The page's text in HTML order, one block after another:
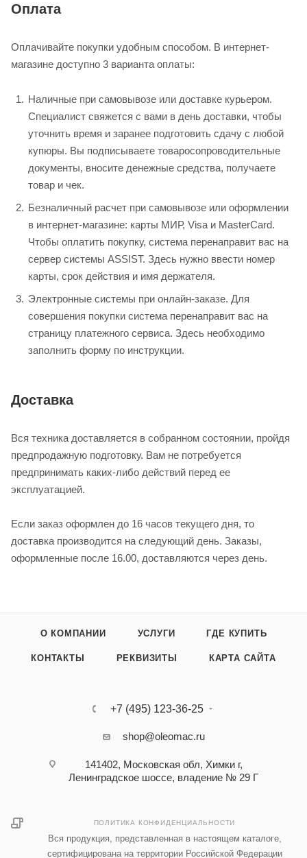
Оплата
Оплачивайте покупки удобным способом. В интернет-
магазине доступно 3 варианта оплаты:
Наличные при самовывозе или доставке курьером.
Специалист свяжется с вами в день доставки, чтобы
уточнить время и заранее подготовить сдачу с любой
купюры. Вы подписываете товаросопроводительные
документы, вносите денежные средства, получаете
товар и чек.
Безналичный расчет при самовывозе или оформлении
в интернет-магазине: карты МИР, Visa и MasterCard.
Чтобы оплатить покупку, система перенаправит вас на
сервер системы ASSIST. Здесь нужно ввести номер
карты, срок действия и имя держателя.
Электронные системы при онлайн-заказе. Для
совершения покупки система перенаправит вас на
страницу платежного сервиса. Здесь необходимо
заполнить форму по инструкции.
Доставка
Вся техника доставляется в собранном состоянии, пройдя
предпродажную подготовку. Вам не потребуется
предпринимать каких-либо действий перед ее
эксплуатацией.
Если заказ оформлен до 16 часов текущего дня, то
доставка производится на следующий день. Заказы,
оформленные после 16.00, доставляются через день.
О КОМПАНИИ УСЛУГИ ГДЕ КУПИТЬ
КОНТАКТЫ РЕКВИЗИТЫ КАРТА САЙТА
+7 (495) 123-36-25‬
shop@oleomac.ru
141402, Московская обл, Химки г,
Ленинградское шоссе, владение № 29 Г
ПОЛИТИКА КОНФИДЕНЦИАЛЬНОСТИ
Вся продукция, представленная в настоящем каталоге,
сертифицирована на территории Российской Федерации